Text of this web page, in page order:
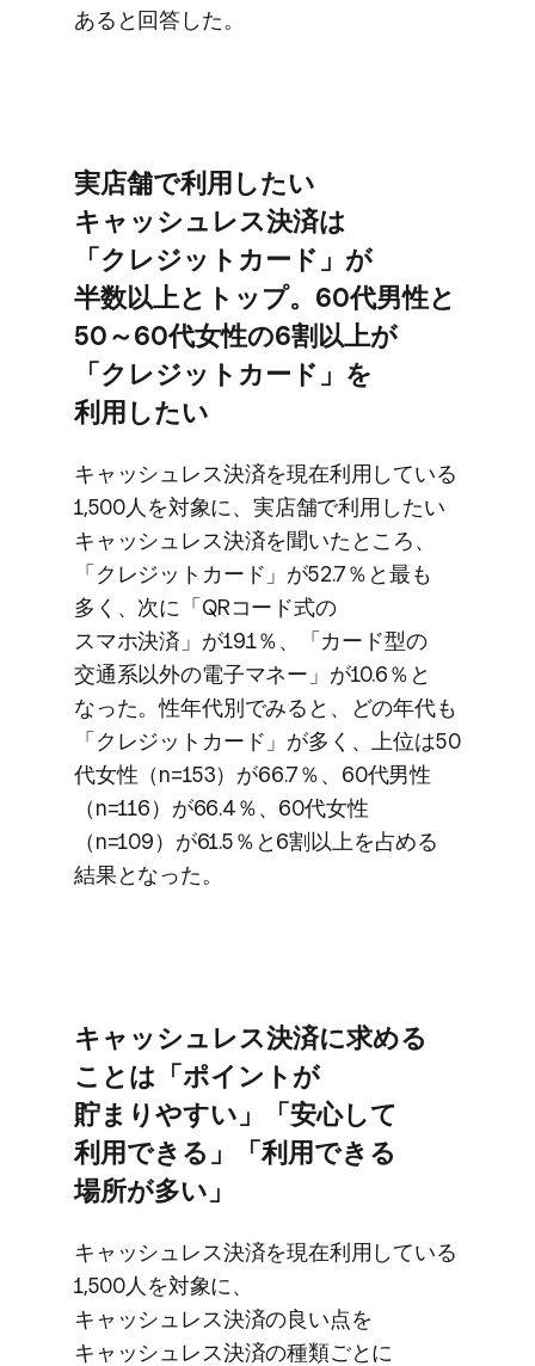
あると​回答した。
実店舗で​利用したい​
キャッシュレス決済は​
「クレジットカード」が​
半数以上と​トップ。​60​代男性と​
50～60​代女性の​6割以上が​
「クレジットカード」を​
利用したい
キャッシュレス決済を​現在利用している​
1,500人を​対象に、​実店舗で​利用したい​
キャッシュレス決済を​聞いた​ところ、​
「クレジットカード」が​52.7％と​最も​
多く、​次に​「QRコード式の​
スマホ決済」が​19.1％、​「カード型の​
交通系以外の​電子マネー」が​10.6％と​
なった。​性年代別で​みると、​どの​年代も​
「クレジットカード」が​多く、​上位は​50​
代女性​（n=153）が​66.7％、​60​代男性​
（n=116）が​66.4％、​60​代女性​
（n=109）が​61.5％と​6割以上を​占める​
結果と​なった。
キャッシュレス決済に​求める​
ことは​「ポイントが​
貯まりやすい」​「安心して​
利用できる」​「利用できる​
場所が​多い」
キャッシュレス決済を​現在利用している​
1,500人を​対象に、​
キャッシュレス決済の​良い点を​
キャッシュレス決済の​種類ごとに​